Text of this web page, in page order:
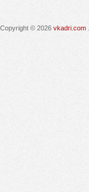
Copyright © 2026 vkadri.com